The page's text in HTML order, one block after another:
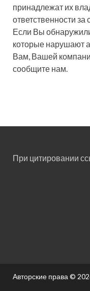
принадлежат их
ответственности
Если Вы
которые нарушают
Вам, Вашей
сообщите нам.
При цитировании
Авторские права ©